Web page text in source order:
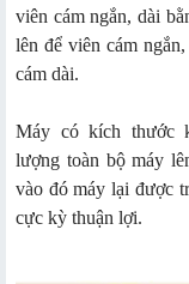
viên cám ngắn, dài
lên để viên cám
cám dài.
Máy có kích thước
lượng toàn bộ máy
vào đó máy lại được
cực kỳ thuận lợi.